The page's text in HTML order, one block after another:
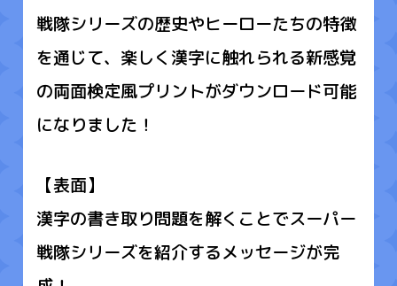
戦隊シリーズの歴史やヒーローたちの特徴
を通じて、楽しく漢字に触れられる新感覚
の両面検定風プリントがダウンロード可能
になりました！
【表面】
漢字の書き取り問題を解くことでスーパー
戦隊シリーズを紹介するメッセージが完